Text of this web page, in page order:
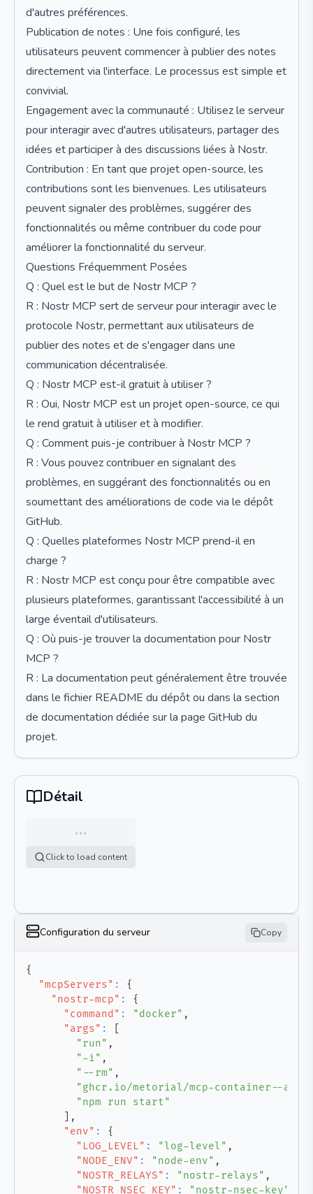
d'autres préférences.
Publication de notes : Une fois configuré, les
utilisateurs peuvent commencer à publier des notes
directement via l'interface. Le processus est simple et
convivial.
Engagement avec la communauté : Utilisez le serveur
pour interagir avec d'autres utilisateurs, partager des
idées et participer à des discussions liées à Nostr.
Contribution : En tant que projet open-source, les
contributions sont les bienvenues. Les utilisateurs
peuvent signaler des problèmes, suggérer des
fonctionnalités ou même contribuer du code pour
améliorer la fonctionnalité du serveur.
Questions Fréquemment Posées
Q : Quel est le but de Nostr MCP ?
R : Nostr MCP sert de serveur pour interagir avec le
protocole Nostr, permettant aux utilisateurs de
publier des notes et de s'engager dans une
communication décentralisée.
Q : Nostr MCP est-il gratuit à utiliser ?
R : Oui, Nostr MCP est un projet open-source, ce qui
le rend gratuit à utiliser et à modifier.
Q : Comment puis-je contribuer à Nostr MCP ?
R : Vous pouvez contribuer en signalant des
problèmes, en suggérant des fonctionnalités ou en
soumettant des améliorations de code via le dépôt
GitHub.
Q : Quelles plateformes Nostr MCP prend-il en
charge ?
R : Nostr MCP est conçu pour être compatible avec
plusieurs plateformes, garantissant l'accessibilité à un
large éventail d'utilisateurs.
Q : Où puis-je trouver la documentation pour Nostr
MCP ?
R : La documentation peut généralement être trouvée
dans le fichier README du dépôt ou dans la section
de documentation dédiée sur la page GitHub du
projet.
Détail
…
Click to load content
Configuration du serveur Copy
{
"mcpServers" :
{
"nostr-mcp" :
{
"command" : "docker" ,
"args" :
"run" ,
"-i" ,
"--rm" ,
"ghcr.io/metorial/mcp-container--
"npm run start"
,
"env" :
{
"LOG_LEVEL" : "log-level" ,
"NODE_ENV" : "node-env" ,
"NOSTR_RELAYS" : "nostr-relays" ,
"NOSTR_NSEC_KEY" : "nostr-nsec-key"